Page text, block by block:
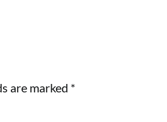
are marked *